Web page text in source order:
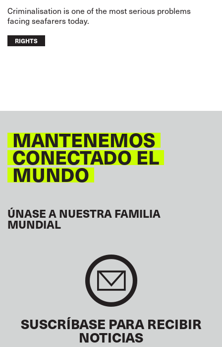
Criminalisation is one of the most serious problems
facing seafarers today.
RIGHTS
MANTENEMOS
CONECTADO EL
MUNDO
ÚNASE A NUESTRA FAMILIA
MUNDIAL
SUSCRÍBASE PARA RECIBIR
NOTICIAS